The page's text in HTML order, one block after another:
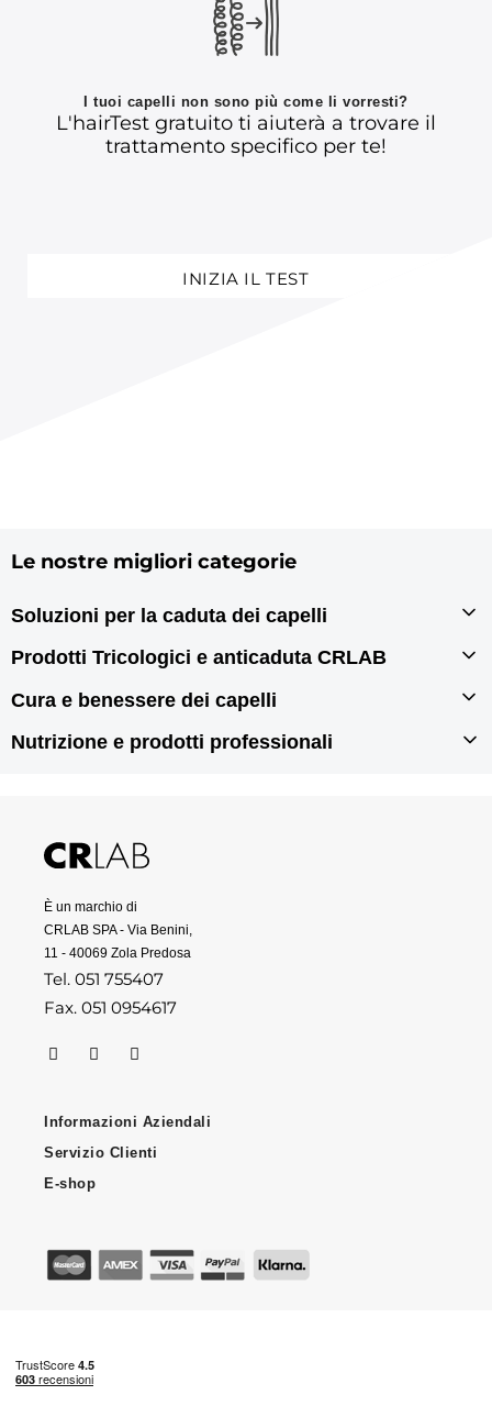
I tuoi capelli non sono più come li vorresti?
L'hairTest gratuito ti aiuterà a trovare il
trattamento specifico per te!
INIZIA IL TEST
Le nostre migliori categorie
Soluzioni per la caduta dei capelli
Infoltimento capelli
Prodotti Tricologici e anticaduta CRLAB
Prodotti tricologici
Prodotti anticaduta per capelli
Prodotti antiforfora
Cura e benessere dei capelli
Prodotti per doppie punte
Nutrizione e prodotti professionali
Prodotti professionali per capelli
È un marchio di
CRLAB SPA - Via Benini,
11 - 40069 Zola Predosa
Tel. 051 755407
Fax. 051 0954617
Informazioni Aziendali
Servizio Clienti
E-shop